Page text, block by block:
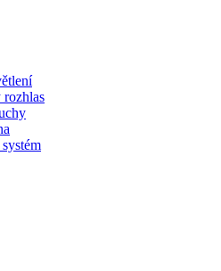
rozhlas